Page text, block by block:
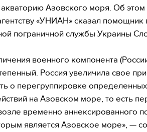
Азовского моря. Об
«УНИАН» сказал помощник
пограничной службы Украины
военного компонента
Россия увеличила свое
о перегруппировке
на Азовском море, то есть
временно аннексированного
является Азовское море», —